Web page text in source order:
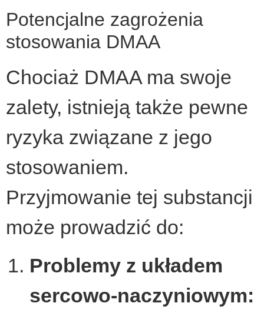
Potencjalne zagrożenia
stosowania DMAA
Chociaż DMAA ma swoje
zalety, istnieją także pewne
ryzyka związane z jego
stosowaniem.
Przyjmowanie tej substancji
może prowadzić do:
Problemy z układem
sercowo-naczyniowym: